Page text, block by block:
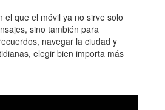
el que el móvil ya no sirve solo
sino también para
navegar la ciudad y
elegir bien importa más